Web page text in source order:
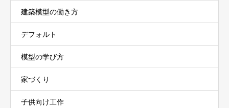
建築模型の働き方
デフォルト
模型の学び方
家づくり
子供向け工作